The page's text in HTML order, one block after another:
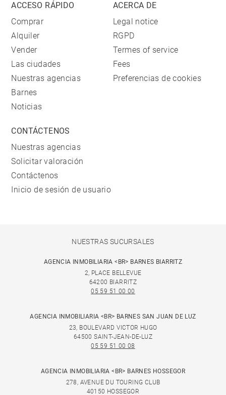
ACCESO RÁPIDO
Comprar
Alquiler
Vender
Las ciudades
Nuestras agencias
Barnes
Noticias
ACERCA DE
Legal notice
RGPD
Termes of service
Fees
Preferencias de cookies
CONTÁCTENOS
Nuestras agencias
Solicitar valoración
Contáctenos
Inicio de sesión de usuario
NUESTRAS SUCURSALES
AGENCIA INMOBILIARIA <BR> BARNES BIARRITZ
2, PLACE BELLEVUE
64200 BIARRITZ
05 59 51 00 00
AGENCIA INMOBILIARIA <BR> BARNES SAN JUAN DE LUZ
23, BOULEVARD VICTOR HUGO
64500 SAINT-JEAN-DE-LUZ
05 59 51 00 08
AGENCIA INMOBILIARIA <BR> BARNES HOSSEGOR
278, AVENUE DU TOURING CLUB
40150 HOSSEGOR